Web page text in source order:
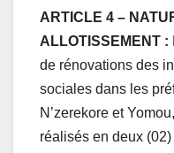
ARTICLE 4 –
ALLOTISSEMENT :
de rénovations des
sociales dans les
N’zerekore et
réalisés en deux